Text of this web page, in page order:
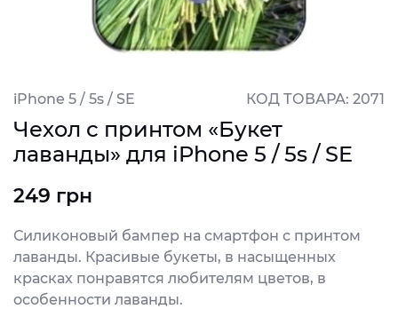
iPhone 5 / 5s / SE КОД ТОВАРА: 2071
Чехол с принтом «Букет
лаванды» для iPhone 5 / 5s / SE
249 грн
Силиконовый бампер на смартфон с принтом
лаванды. Красивые букеты, в насыщенных
красках понравятся любителям цветов, в
особенности лаванды.